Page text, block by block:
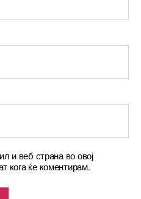
и веб страна во овој
кога ќе коментирам.